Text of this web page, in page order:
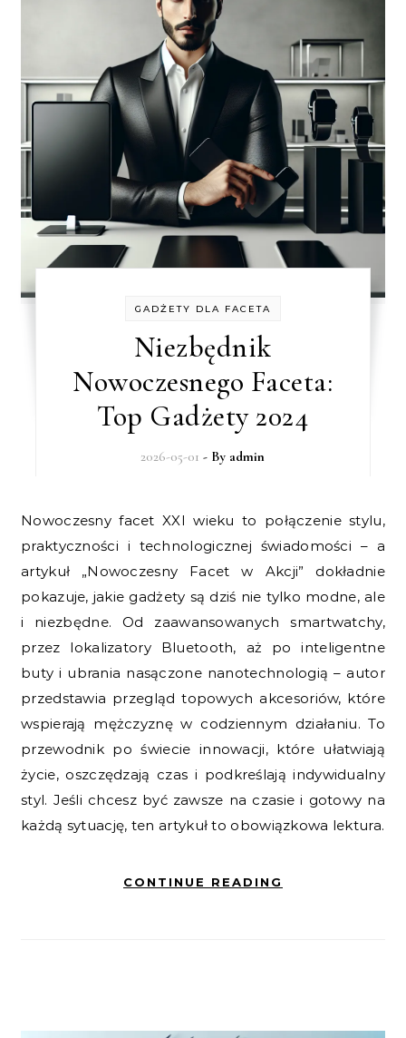
GADŻETY DLA FACETA
Niezbędnik
Nowoczesnego Faceta:
Top Gadżety 2024
2026-05-01 - By admin
Nowoczesny facet XXI wieku to połączenie stylu,
praktyczności i technologicznej świadomości – a
artykuł „Nowoczesny Facet w Akcji” dokładnie
pokazuje, jakie gadżety są dziś nie tylko modne, ale
i niezbędne. Od zaawansowanych smartwatchy,
przez lokalizatory Bluetooth, aż po inteligentne
buty i ubrania nasączone nanotechnologią – autor
przedstawia przegląd topowych akcesoriów, które
wspierają mężczyznę w codziennym działaniu. To
przewodnik po świecie innowacji, które ułatwiają
życie, oszczędzają czas i podkreślają indywidualny
styl. Jeśli chcesz być zawsze na czasie i gotowy na
każdą sytuację, ten artykuł to obowiązkowa lektura.
CONTINUE READING